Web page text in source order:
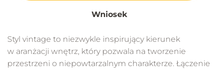
Wniosek
Styl vintage to niezwykle inspirujący kierunek
w aranżacji wnętrz, który pozwala na tworzenie
przestrzeni o niepowtarzalnym charakterze. Łączenie